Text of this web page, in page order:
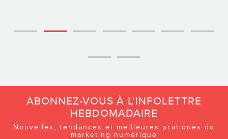
ABONNEZ-VOUS À L’INFOLETTRE
HEBDOMADAIRE
Nouvelles, tendances et meilleures pratiques du
marketing numérique